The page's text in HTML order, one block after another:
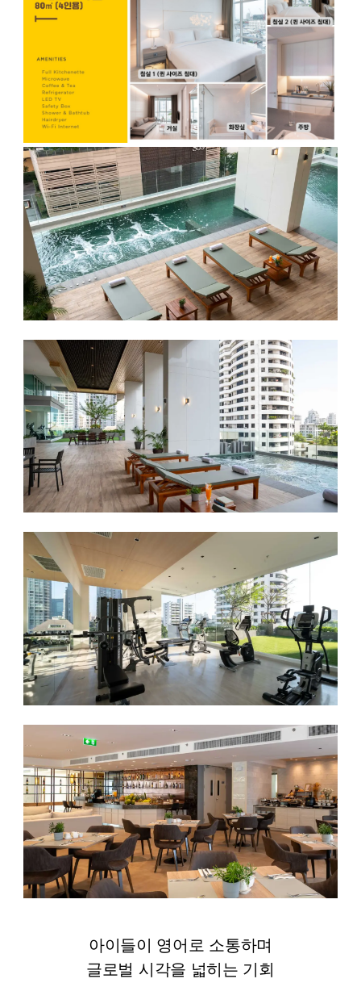
아이들이 영어로 소통하며
글로벌 시각을 넓히는 기회